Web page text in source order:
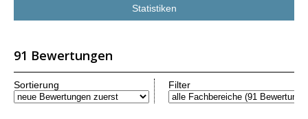
Statistiken
91 Bewertungen
Sortierung Filter